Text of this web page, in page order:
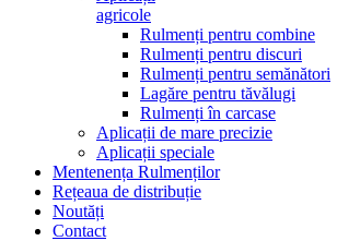
agricole
Rulmenți pentru combine
Rulmenți pentru discuri
Rulmenți pentru semănători
Lagăre pentru tăvălugi
Rulmenți în carcase
Aplicații de mare precizie
Aplicații speciale
Mentenența Rulmenților
Rețeaua de distribuție
Noutăți
Contact